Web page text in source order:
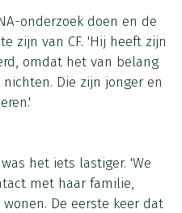
onderzoek doen en de
zijn van CF. 'Hij heeft zijn
omdat het van belang
Die zijn jonger en
het iets lastiger. 'We
met haar familie,
De eerste keer dat